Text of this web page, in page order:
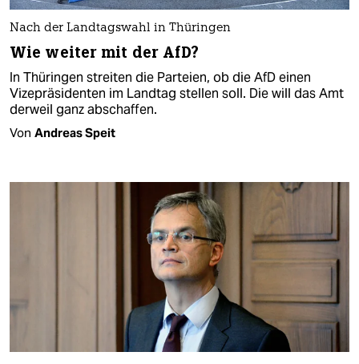
Nach der Landtagswahl in Thüringen
Wie weiter mit der AfD?
In Thüringen streiten die Parteien, ob die AfD einen
Vizepräsidenten im Landtag stellen soll. Die will das Amt
derweil ganz abschaffen.
Von Andreas Speit